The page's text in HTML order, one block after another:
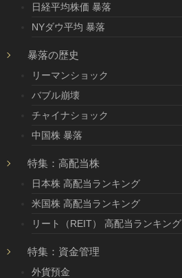
日経平均株価 暴落
NYダウ平均 暴落
暴落の歴史
リーマンショック
バブル崩壊
チャイナショック
中国株 暴落
特集：高配当株
日本株 高配当ランキング
米国株 高配当ランキング
リート（REIT） 高配当ランキング
特集：資金管理
外貨預金